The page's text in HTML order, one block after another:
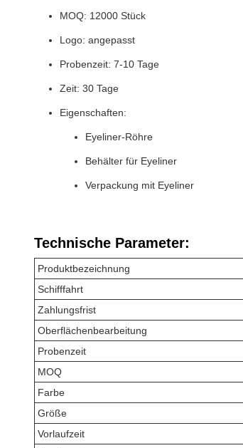
MOQ: 12000 Stück
Logo: angepasst
Probenzeit: 7-10 Tage
Zeit: 30 Tage
Eigenschaften:
Eyeliner-Röhre
Behälter für Eyeliner
Verpackung mit Eyeliner
Technische Parameter:
Produktbezeichnung
Schifffahrt
Zahlungsfrist
Oberflächenbearbeitung
Probenzeit
MOQ
Farbe
Größe
Vorlaufzeit